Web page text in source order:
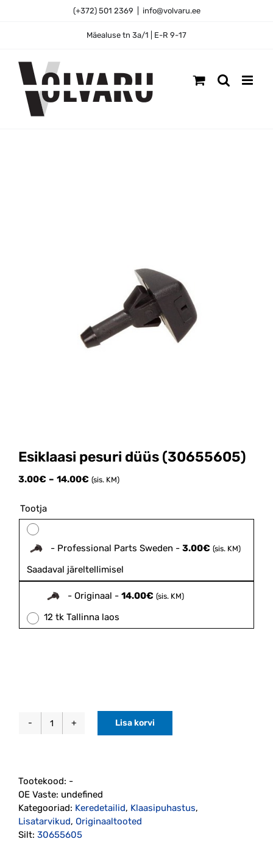
(+372) 501 2369 info@volvaru.ee
Mäealuse tn 3a/1 | E-R 9-17
Esiklaasi pesuri düüs (30655605)
3.00€ – 14.00€ Price
through
(sis. KM)
Tootja
- Professional Parts Sweden - 3.00€ (sis. KM)
Saadaval järeltellimisel
- Originaal - 14.00€ (sis. KM)
12 tk Tallinna laos
Esiklaasi
kogus
Lisa korvi
Tootekood: -
OE Vaste: undefined
Kategooriad: Keredetailid, Klaasipuhastus,
Lisatarvikud, Originaaltooted
Silt: 30655605